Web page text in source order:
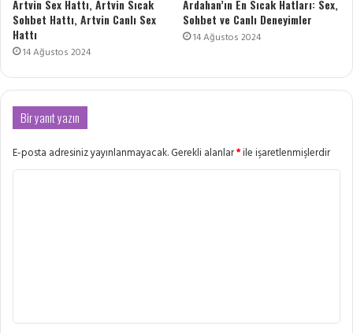
Artvin Sex Hattı, Artvin Sıcak
Sohbet Hattı, Artvin Canlı Sex
Hattı
14 Ağustos 2024
Ardahan’ın En Sıcak Hatları: Sex,
Sohbet ve Canlı Deneyimler
14 Ağustos 2024
Bir yanıt yazın
E-posta adresiniz yayınlanmayacak.Gerekli alanlar*ile işaretlenmişlerdir